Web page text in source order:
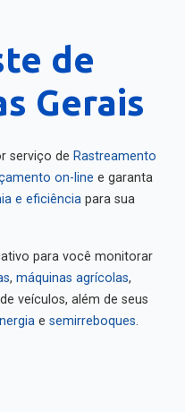
de
Gerais
serviço de Rastreamento
on-line e garanta
e eficiência para sua
para você monitorar
, máquinas agrícolas,
veículos, além de seus
e semirreboques.